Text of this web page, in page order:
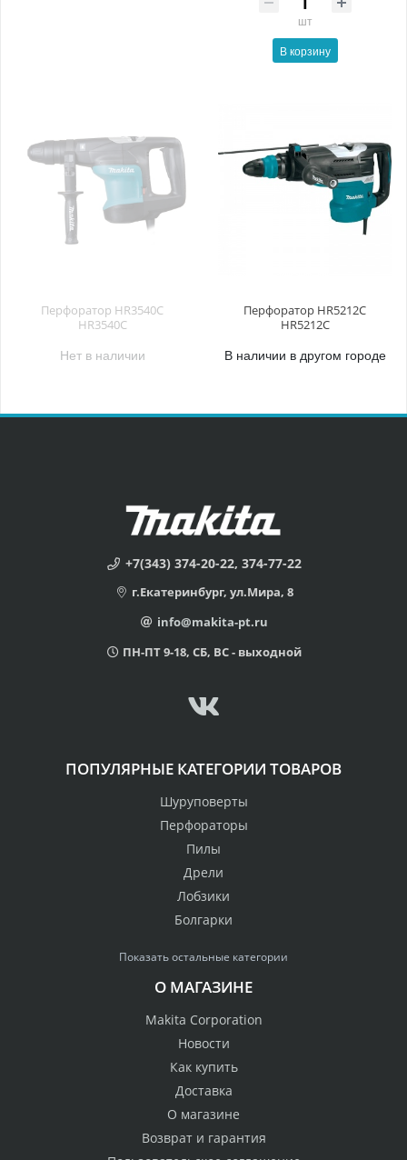
шт
В корзину
Перфоратор HR3540C
HR3540C
Нет в наличии
Перфоратор HR5212C
HR5212C
В наличии в другом городе
+7(343) 374-20-22, 374-77-22
г.Екатеринбург, ул.Мира, 8
info@makita-pt.ru
ПН-ПТ 9-18, СБ, ВС - выходной
ПОПУЛЯРНЫЕ КАТЕГОРИИ ТОВАРОВ
Шуруповерты
Перфораторы
Пилы
Дрели
Лобзики
Болгарки
Показать остальные категории
О МАГАЗИНЕ
Makita Corporation
Новости
Как купить
Доставка
О магазине
Возврат и гарантия